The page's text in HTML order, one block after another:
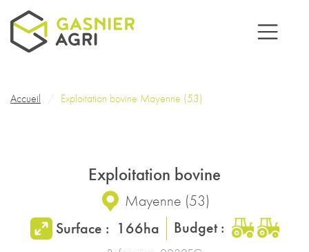
Aller au contenu principal
Fil d'Ariane
Accueil Exploitation bovine Mayenne (53)
Exploitation bovine
Mayenne (53)
Surface : 166ha Budget :